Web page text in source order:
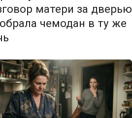
матери за дверью
чемодан в ту же